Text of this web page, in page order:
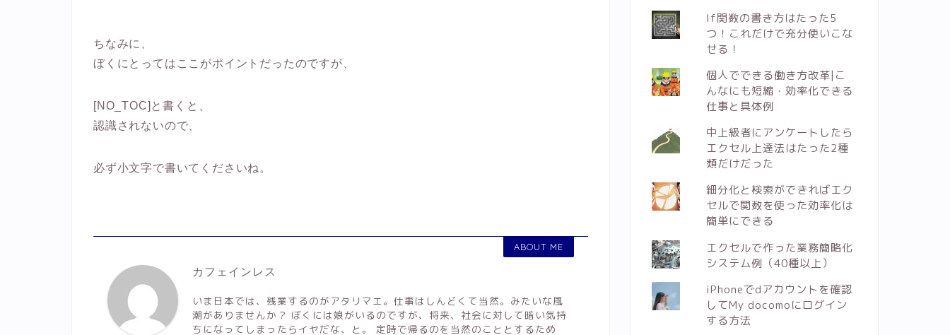
ちなみに、
ぼくにとってはここがポイントだったのですが、
[NO_TOC]と書くと、
認識されないので、
必ず小文字で書いてくださいね。
ABOUT ME
カフェインレス
いま日本では、残業するのがアタリマエ。仕事はしんどくて当然。みたいな風
潮がありませんか？ ぼくには娘がいるのですが、将来、社会に対して暗い気持
ちになってしまったらイヤだな、と。 定時で帰るのを当然のこととするため
If関数の書き方はたった5
つ！これだけで充分使いこな
せる！
個人でできる働き方改革|こ
んなにも短縮・効率化できる
仕事と具体例
中上級者にアンケートしたら
エクセル上達法はたった2種
類だけだった
細分化と検索ができればエク
セルで関数を使った効率化は
簡単にできる
エクセルで作った業務簡略化
システム例（40種以上）
iPhoneでdアカウントを確認
してMy docomoにログイン
する方法